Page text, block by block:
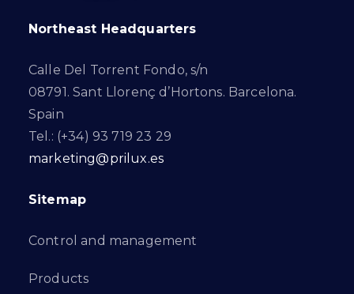
Northeast Headquarters
Calle Del Torrent Fondo, s/n
08791. Sant Llorenç d’Hortons. Barcelona.
Spain
Tel.: (+34) 93 719 23 29
marketing@prilux.es
Sitemap
Control and management
Products